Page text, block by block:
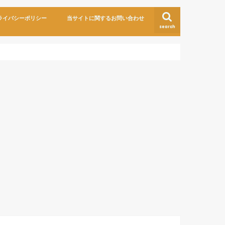
search
イバシーポリシー 当サイトに関するお問い合わせ